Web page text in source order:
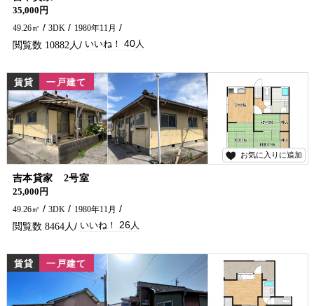
35,000円
49.26㎡
3DK 1980年11月
10882 40
お気に入りに追加
26
賃貸 一戸建て
吉本貸家 2号室
25,000円
49.26㎡
3DK 1980年11月
8464 26
賃貸 一戸建て